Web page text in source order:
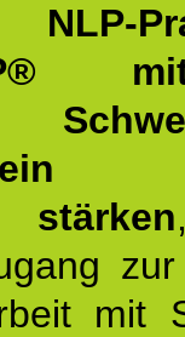
stärken
mit